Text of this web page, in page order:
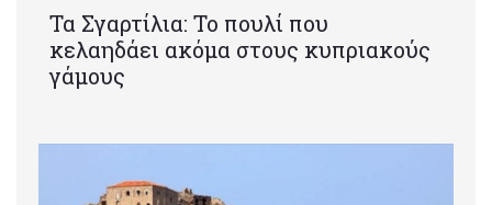
Τα Σγαρτίλια: Το πουλί που
κελαηδάει ακόμα στους κυπριακούς
γάμους